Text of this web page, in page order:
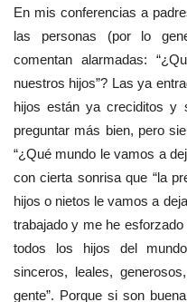
En mis conferencias a
las personas (por lo
comentan alarmadas:
nuestros hijos”? Las ya
hijos están ya creciditos y
preguntar más bien, pero
“¿Qué mundo le vamos a
con cierta sonrisa que “la
hijos o nietos le vamos a
trabajado y me he
todos los hijos del
sinceros, leales,
gente”. Porque si son